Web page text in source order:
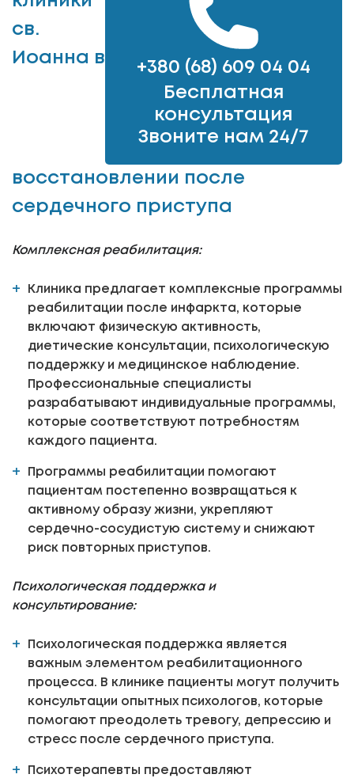
+380 (68) 609 04 04
Бесплатная
консультация
Звоните нам 24/7
св.
Иоанна в
восстановлении после
сердечного приступа
Комплексная реабилитация:
Клиника предлагает комплексные программы
реабилитации после инфаркта, которые
включают физическую активность,
диетические консультации, психологическую
поддержку и медицинское наблюдение.
Профессиональные специалисты
разрабатывают индивидуальные программы,
которые соответствуют потребностям
каждого пациента.
Программы реабилитации помогают
пациентам постепенно возвращаться к
активному образу жизни, укрепляют
сердечно-сосудистую систему и снижают
риск повторных приступов.
Психологическая поддержка и
консультирование:
Психологическая поддержка является
важным элементом реабилитационного
процесса. В клинике пациенты могут получить
консультации опытных психологов, которые
помогают преодолеть тревогу, депрессию и
стресс после сердечного приступа.
Психотерапевты предоставляют